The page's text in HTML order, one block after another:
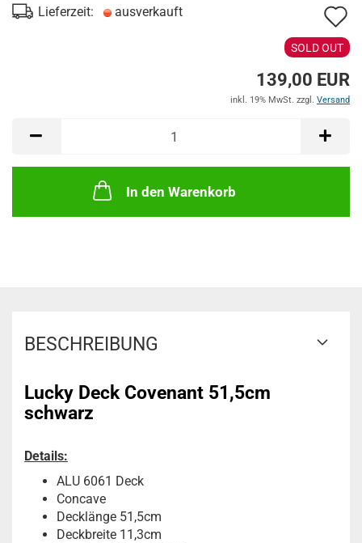
Lieferzeit: ausverkauft
SOLD OUT
139,00 EUR
inkl. 19% MwSt. zzgl. Versand
In den Warenkorb
BESCHREIBUNG
Lucky Deck Covenant 51,5cm
schwarz
Details:
ALU 6061 Deck
Concave
Decklänge 51,5cm
Deckbreite 11,3cm